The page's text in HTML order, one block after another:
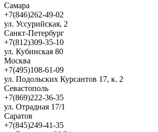
Самара
+7(846)262-49-02
ул. Уссурийская, 2
Санкт-Петербург
+7(812)309-35-10
ул. Кубинская 80
Москва
+7(495)108-61-09
ул. Подольских Курсантов 17, к. 2
Севастополь
+7(869)222-36-35
ул. Отрадная 17/1
Саратов
+7(845)249-41-35